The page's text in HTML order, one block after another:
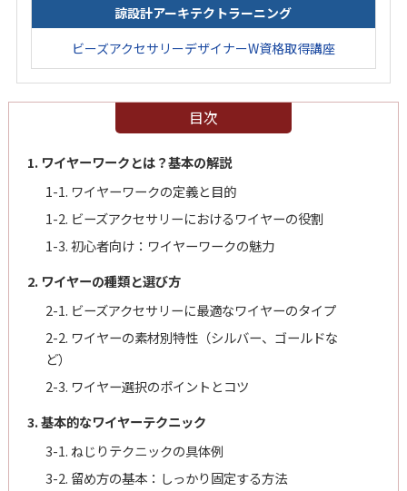
諒設計アーキテクトラーニング
ビーズアクセサリーデザイナーW資格取得講座
目次
1. ワイヤーワークとは？基本の解説
1-1. ワイヤーワークの定義と目的
1-2. ビーズアクセサリーにおけるワイヤーの役割
1-3. 初心者向け：ワイヤーワークの魅力
2. ワイヤーの種類と選び方
2-1. ビーズアクセサリーに最適なワイヤーのタイプ
2-2. ワイヤーの素材別特性（シルバー、ゴールドな
ど）
2-3. ワイヤー選択のポイントとコツ
3. 基本的なワイヤーテクニック
3-1. ねじりテクニックの具体例
3-2. 留め方の基本：しっかり固定する方法